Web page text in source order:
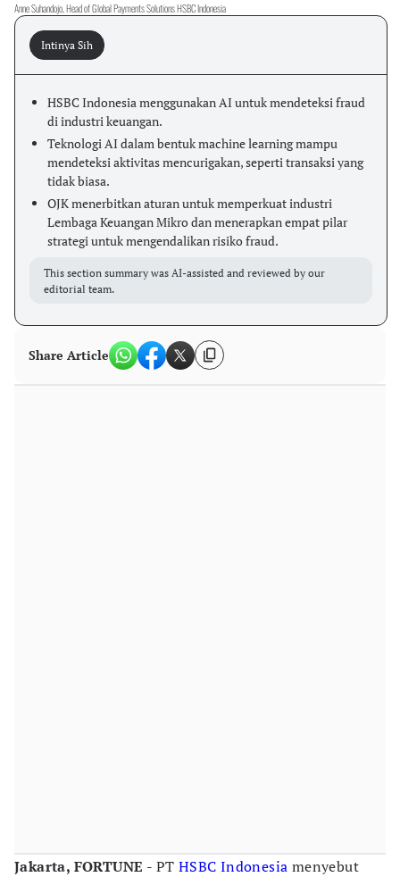
Anne Suhandojo, Head of Global Payments Solutions HSBC Indonesia
Intinya Sih
HSBC Indonesia menggunakan AI untuk mendeteksi fraud
di industri keuangan.
Teknologi AI dalam bentuk machine learning mampu
mendeteksi aktivitas mencurigakan, seperti transaksi yang
tidak biasa.
OJK menerbitkan aturan untuk memperkuat industri
Lembaga Keuangan Mikro dan menerapkan empat pilar
strategi untuk mengendalikan risiko fraud.
This section summary was AI-assisted and reviewed by our
editorial team.
Share Article
Jakarta, FORTUNE - PT HSBC Indonesia menyebut